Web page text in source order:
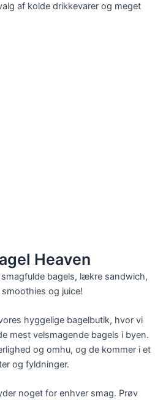
af kolde drikkevarer og meget
Heaven
bagels, lækre sandwich,
og juice!
hyggelige bagelbutik, hvor vi
mest velsmagende bagels i byen.
og omhu, og de kommer i et
og fyldninger.
noget for enhver smag. Prøv